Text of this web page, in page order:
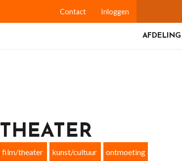
Contact Inloggen
THEATER
film/theater kunst/cultuur ontmoeting